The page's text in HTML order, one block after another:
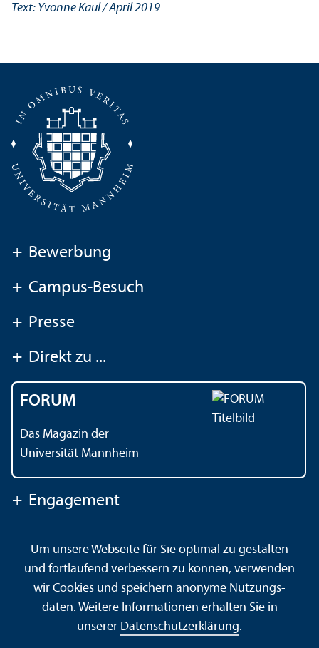
Text: Yvonne Kaul / April 2019
+ Bewerbung
+ Campus-Besuch
+ Presse
+ Direkt zu ...
FORUM
Das Magazin der
Universität Mannheim
+ Engagement
Kontakt Impressum Datenschutz
Barrierefreiheit
Gebärdensprache
Leichte Sprache
Sitemap
Hausordnung
Sicherheit und Notfälle
Um unsere Webseite für Sie optimal zu gestalten
und fortlaufend verbessern zu können, verwenden
wir Cookies und speichern anonyme Nutzungs­
daten. Weitere Informationen erhalten Sie in
unserer Datenschutz­erklärung.